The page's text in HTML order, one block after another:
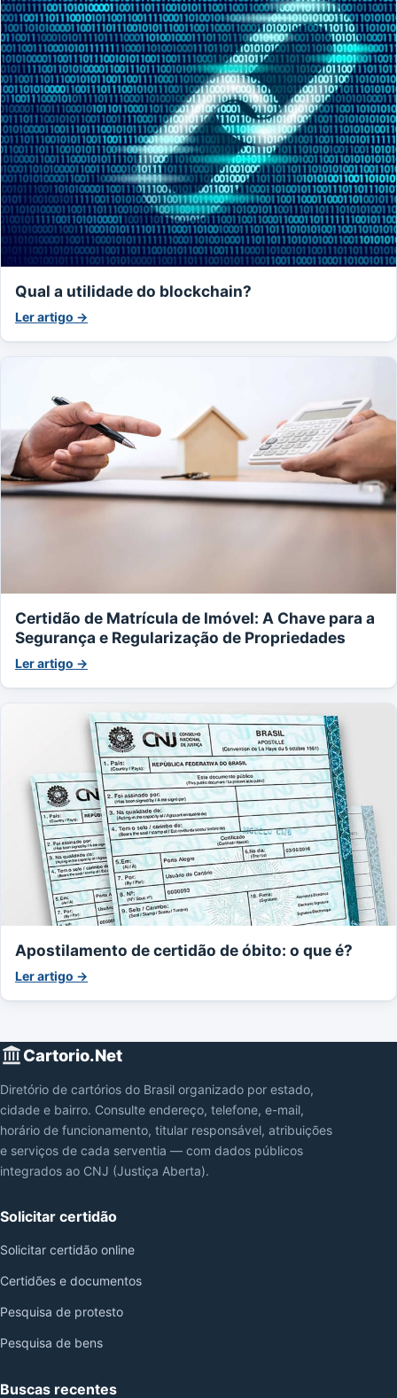
Qual a utilidade do blockchain?
Ler artigo →
Certidão de Matrícula de Imóvel: A Chave para a
Segurança e Regularização de Propriedades
Ler artigo →
Apostilamento de certidão de óbito: o que é?
Ler artigo →
Cartorio.Net
Diretório de cartórios do Brasil organizado por estado,
cidade e bairro. Consulte endereço, telefone, e-mail,
horário de funcionamento, titular responsável, atribuições
e serviços de cada serventia — com dados públicos
integrados ao CNJ (Justiça Aberta).
Solicitar certidão
Solicitar certidão online
Certidões e documentos
Pesquisa de protesto
Pesquisa de bens
Buscas recentes